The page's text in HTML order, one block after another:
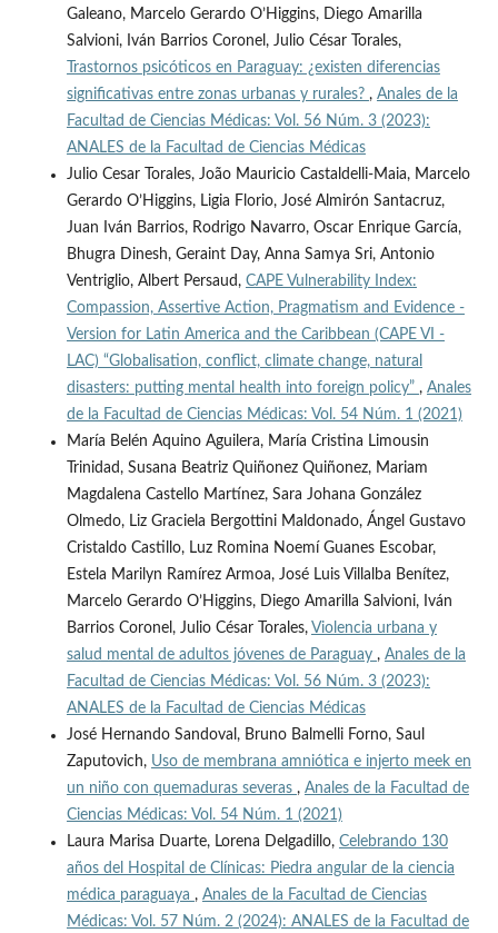
Galeano, Marcelo Gerardo O’Higgins, Diego Amarilla
Salvioni, Iván Barrios Coronel, Julio César Torales,
Trastornos psicóticos en Paraguay: ¿existen diferencias
significativas entre zonas urbanas y rurales? , Anales de la
Facultad de Ciencias Médicas: Vol. 56 Núm. 3 (2023):
ANALES de la Facultad de Ciencias Médicas
Julio Cesar Torales, João Mauricio Castaldelli-Maia, Marcelo
Gerardo O’Higgins, Ligia Florio, José Almirón Santacruz,
Juan Iván Barrios, Rodrigo Navarro, Oscar Enrique García,
Bhugra Dinesh, Geraint Day, Anna Samya Sri, Antonio
Ventriglio, Albert Persaud, CAPE Vulnerability Index:
Compassion, Assertive Action, Pragmatism and Evidence -
Version for Latin America and the Caribbean (CAPE VI -
LAC) “Globalisation, conflict, climate change, natural
disasters: putting mental health into foreign policy” , Anales
de la Facultad de Ciencias Médicas: Vol. 54 Núm. 1 (2021)
María Belén Aquino Aguilera, María Cristina Limousin
Trinidad, Susana Beatriz Quiñonez Quiñonez, Mariam
Magdalena Castello Martínez, Sara Johana González
Olmedo, Liz Graciela Bergottini Maldonado, Ángel Gustavo
Cristaldo Castillo, Luz Romina Noemí Guanes Escobar,
Estela Marilyn Ramírez Armoa, José Luis Villalba Benítez,
Marcelo Gerardo O’Higgins, Diego Amarilla Salvioni, Iván
Barrios Coronel, Julio César Torales, Violencia urbana y
salud mental de adultos jóvenes de Paraguay , Anales de la
Facultad de Ciencias Médicas: Vol. 56 Núm. 3 (2023):
ANALES de la Facultad de Ciencias Médicas
José Hernando Sandoval, Bruno Balmelli Forno, Saul
Zaputovich, Uso de membrana amniótica e injerto meek en
un niño con quemaduras severas , Anales de la Facultad de
Ciencias Médicas: Vol. 54 Núm. 1 (2021)
Laura Marisa Duarte, Lorena Delgadillo, Celebrando 130
años del Hospital de Clínicas: Piedra angular de la ciencia
médica paraguaya , Anales de la Facultad de Ciencias
Médicas: Vol. 57 Núm. 2 (2024): ANALES de la Facultad de